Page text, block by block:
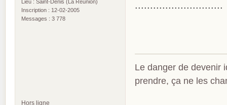
Lieu : Saint-Denis (La Réunion)
Inscription : 12-02-2005
Messages : 3 778
Le danger de devenir
prendre, ça ne les
Hors ligne